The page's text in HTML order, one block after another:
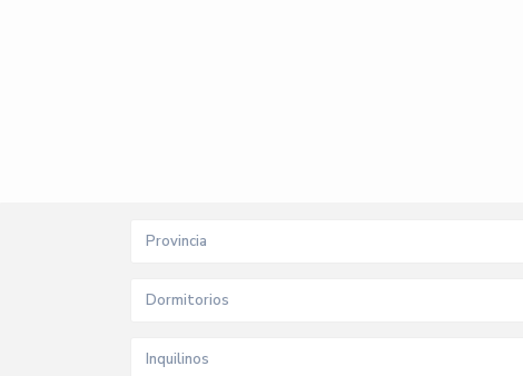
Provincia
Dormitorios
Inquilinos